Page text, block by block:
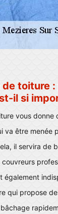
toiture
il si
vous donne
va être menée
il servira de
qui propose